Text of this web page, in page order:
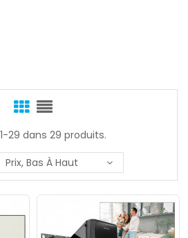
29 dans 29 produits.
Prix, Bas À Haut